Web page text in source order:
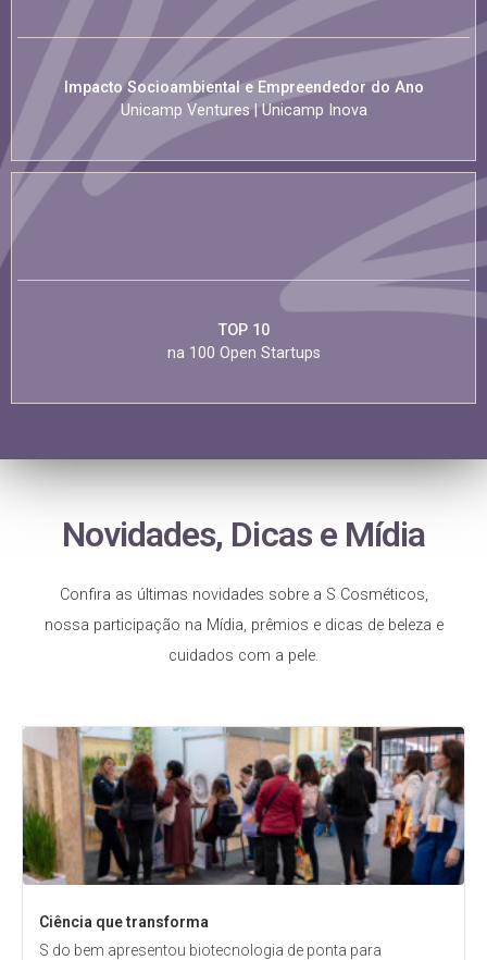
Impacto Socioambiental e Empreendedor do Ano
Unicamp Ventures | Unicamp Inova
TOP 10
na 100 Open Startups
Novidades, Dicas e Mídia
Confira as últimas novidades sobre a S Cosméticos,
nossa participação na Mídia, prêmios e dicas de beleza e
cuidados com a pele.
Ciência que transforma
S do bem apresentou biotecnologia de ponta para